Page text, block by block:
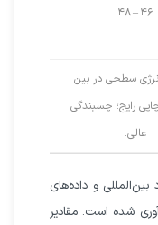
۴۶ – ۴۸
انرژی سطحی در بین
رایج؛ چسبندگی
عالی.
بین‌المللی و داده‌های
شده است. مقادیر